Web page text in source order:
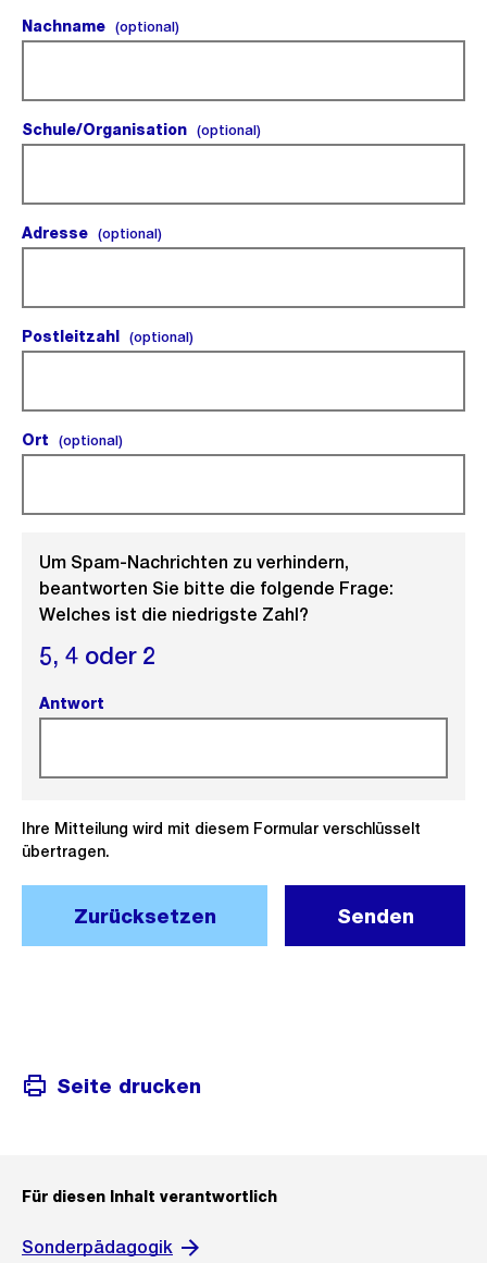
Nachname (optional)(optional).
Schule/Organisation (optional)(optional).
Adresse (optional)(optional).
Postleitzahl (optional)(optional).
Ort (optional)(optional).
Um Spam-Nachrichten zu verhindern,
beantworten Sie bitte die folgende Frage:
Welches ist die niedrigste Zahl?
5, 4 oder 2
Antwort
Ihre Mitteilung wird mit diesem Formular verschlüsselt
übertragen.
Zurücksetzen Senden
Seite drucken
Für diesen Inhalt verantwortlich
Sonderpädagogik